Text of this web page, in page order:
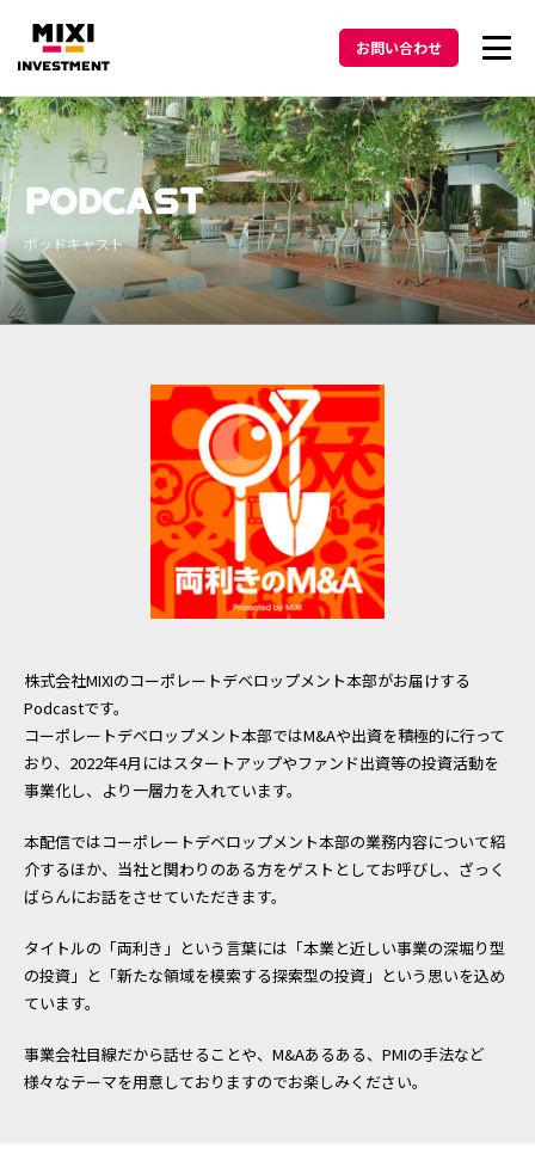
投資方針
メッセージ
ポートフォリオ
お問い合わせ
PODCAST
ポッドキャスト
株式会社MIXIのコーポレートデベロップメント本部がお届けする
Podcastです。
コーポレートデベロップメント本部ではM&Aや出資を積極的に行って
おり、2022年4月にはスタートアップやファンド出資等の投資活動を
事業化し、より一層力を入れています。
本配信ではコーポレートデベロップメント本部の業務内容について紹
介するほか、当社と関わりのある方をゲストとしてお呼びし、ざっく
ばらんにお話をさせていただきます。
タイトルの「両利き」という言葉には「本業と近しい事業の深堀り型
の投資」と「新たな領域を模索する探索型の投資」という思いを込め
ています。
事業会社目線だから話せることや、M&Aあるある、PMIの手法など
様々なテーマを用意しておりますのでお楽しみください。